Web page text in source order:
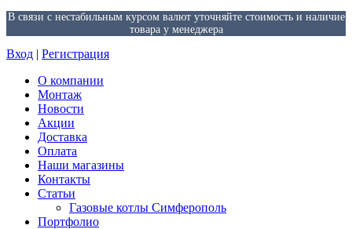
В связи с нестабильным курсом валют уточняйте стоимость и наличие
товара у менеджера
Вход | Регистрация
О компании
Монтаж
Новости
Акции
Доставка
Оплата
Наши магазины
Контакты
Статьи
Газовые котлы Симферополь
Портфолио